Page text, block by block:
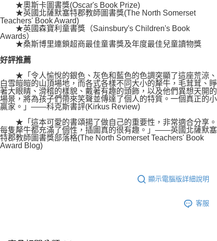
★奧斯卡圖書獎(Oscar's Book Prize)
★英國北薩默塞特郡教師圖書獎(The North Somerset
Teachers' Book Award)
★英國森寶利童書獎（Sainsbury's Children's Book
Awards）
★桑斯博里連鎖超商最佳童書獎及年度最佳兒童讀物獎
好評推薦
★「令人愉悅的銀色、灰色和藍色的色調突顯了這座荒涼、
白雪皚皚的山頂場地，而各式各樣不同大小的犛牛，毛茸茸、睜
著大眼睛、滑稽的樣貌、戴著有趣的頭飾，以及他們異想天開的
場景，將為孩子們帶來笑聲並傳達了個人的特質。一個真正的小
贏家。」——科克斯書評(Kirkus Review)
★「這本可愛的書頌揚了做自己的重要性，非常適合分享。
每隻犛牛都充滿了個性，插圖真的很有趣。」——英國北薩默塞
特郡教師圖書獎部落格(The North Somerset Teachers' Book
Award Blog)
顯示電腦版詳細說明
客服